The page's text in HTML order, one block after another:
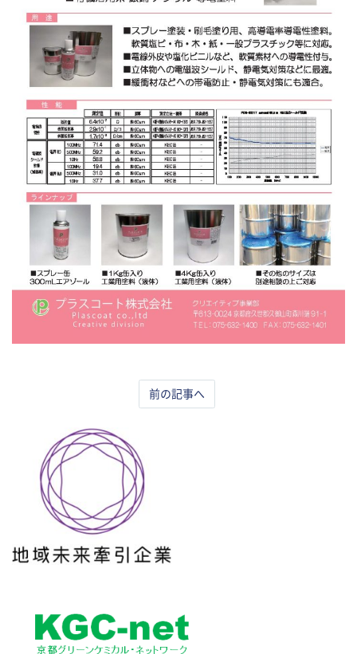
前の記事へ